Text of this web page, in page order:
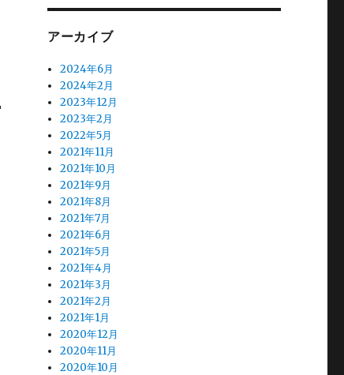
アーカイブ
2024年6月
2024年2月
2023年12月
2023年2月
2022年5月
2021年11月
2021年10月
2021年9月
2021年8月
2021年7月
2021年6月
2021年5月
2021年4月
2021年3月
2021年2月
2021年1月
2020年12月
2020年11月
2020年10月